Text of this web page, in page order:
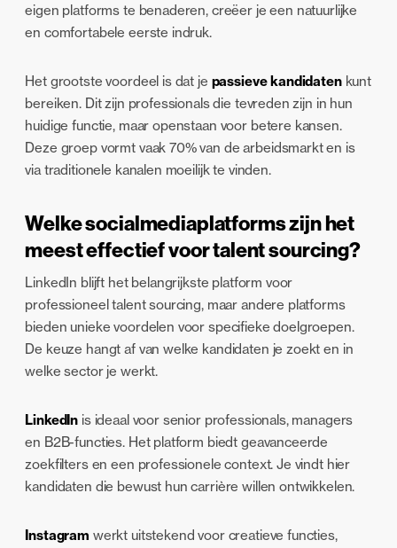
eigen platforms te benaderen, creëer je een natuurlijke
en comfortabele eerste indruk.
Het grootste voordeel is dat je passieve kandidatenkunt
bereiken. Dit zijn professionals die tevreden zijn in hun
huidige functie, maar openstaan voor betere kansen.
Deze groep vormt vaak 70% van de arbeidsmarkt en is
via traditionele kanalen moeilijk te vinden.
Welke socialmediaplatforms zijn het
meest effectief voor talent sourcing?
LinkedIn blijft het belangrijkste platform voor
professioneel talent sourcing, maar andere platforms
bieden unieke voordelen voor specifieke doelgroepen.
De keuze hangt af van welke kandidaten je zoekt en in
welke sector je werkt.
LinkedIn is ideaal voor senior professionals, managers
en B2B-functies. Het platform biedt geavanceerde
zoekfilters en een professionele context. Je vindt hier
kandidaten die bewust hun carrière willen ontwikkelen.
Instagram werkt uitstekend voor creatieve functies,